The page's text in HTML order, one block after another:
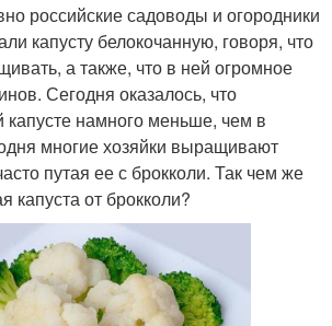
российские садоводы и огородники
капусту белокочанную, говоря, что
а также, что в ней огромное
Сегодня оказалось, что
капусте намного меньше, чем в
многие хозяйки выращивают
путая ее с брокколи. Так чем же
капуста от брокколи?